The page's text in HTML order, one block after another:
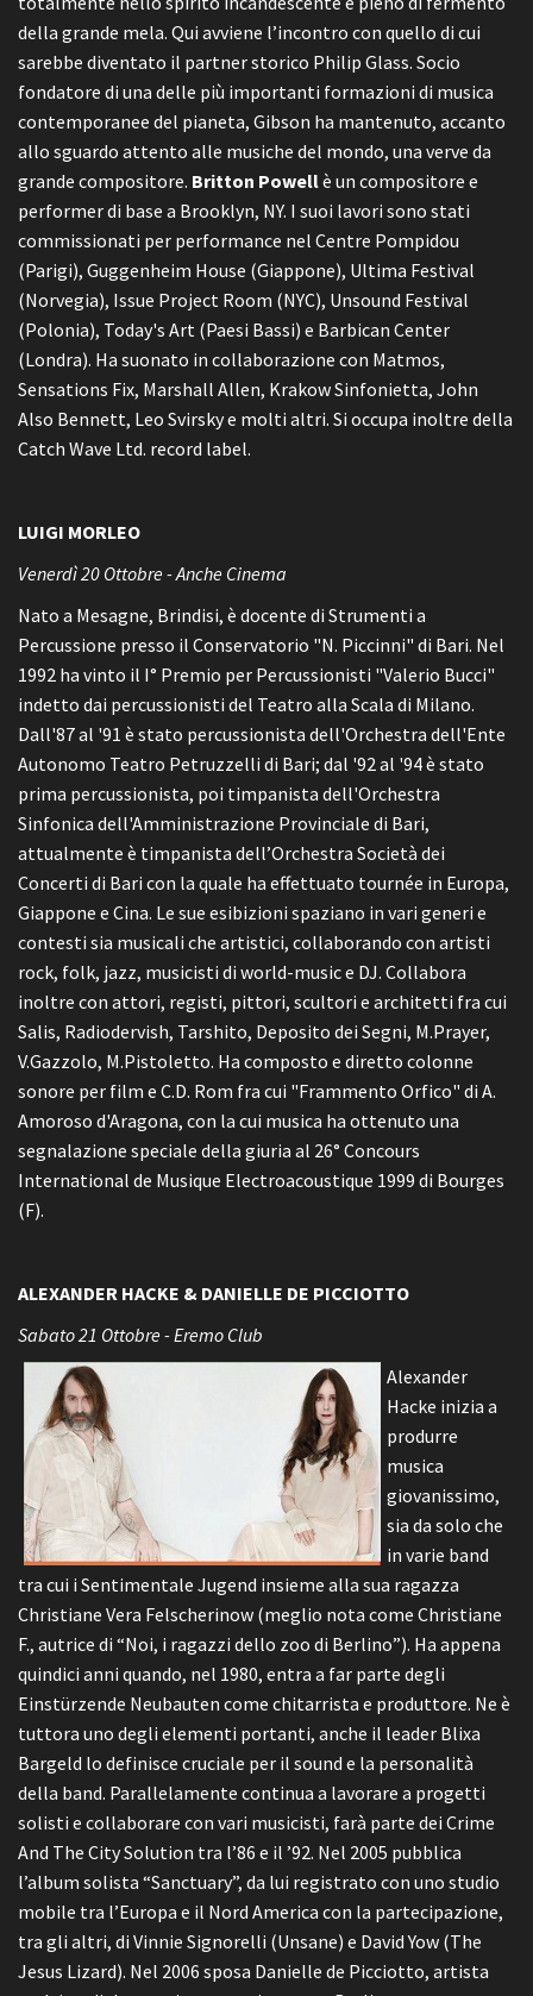
della grande mela. Qui avviene l’incontro con quello di cui
sarebbe diventato il partner storico Philip Glass. Socio
fondatore di una delle più importanti formazioni di musica
contemporanee del pianeta, Gibson ha mantenuto, accanto
allo sguardo attento alle musiche del mondo, una verve da
grande compositore. Britton Powellè un compositore e
performer di base a Brooklyn, NY. I suoi lavori sono stati
commissionati per performance nel Centre Pompidou
(Parigi), Guggenheim House (Giappone), Ultima Festival
(Norvegia), Issue Project Room (NYC), Unsound Festival
(Polonia), Today's Art (Paesi Bassi) e Barbican Center
(Londra). Ha suonato in collaborazione con Matmos,
Sensations Fix, Marshall Allen, Krakow Sinfonietta, John
Also Bennett, Leo Svirsky e molti altri. Si occupa inoltre della
Catch Wave Ltd. record label.
LUIGI MORLEO
Venerdì 20 Ottobre - Anche Cinema
Nato a Mesagne, Brindisi, è docente di Strumenti a
Percussione presso il Conservatorio "N. Piccinni" di Bari. Nel
1992 ha vinto il I° Premio per Percussionisti "Valerio Bucci"
indetto dai percussionisti del Teatro alla Scala di Milano.
Dall'87 al '91 è stato percussionista dell'Orchestra dell'Ente
Autonomo Teatro Petruzzelli di Bari; dal '92 al '94 è stato
prima percussionista, poi timpanista dell'Orchestra
Sinfonica dell'Amministrazione Provinciale di Bari,
attualmente è timpanista dell’Orchestra Società dei
Concerti di Bari con la quale ha effettuato tournée in Europa,
Giappone e Cina. Le sue esibizioni spaziano in vari generi e
contesti sia musicali che artistici, collaborando con artisti
rock, folk, jazz, musicisti di world-music e DJ. Collabora
inoltre con attori, registi, pittori, scultori e architetti fra cui
Salis, Radiodervish, Tarshito, Deposito dei Segni, M.Prayer,
V.Gazzolo, M.Pistoletto. Ha composto e diretto colonne
sonore per film e C.D. Rom fra cui "Frammento Orfico" di A.
Amoroso d'Aragona, con la cui musica ha ottenuto una
segnalazione speciale della giuria al 26° Concours
International de Musique Electroacoustique 1999 di Bourges
(F).
ALEXANDER HACKE & DANIELLE DE PICCIOTTO
Sabato 21 Ottobre - Eremo Club
Alexander
Hacke inizia a
produrre
musica
giovanissimo,
sia da solo che
in varie band
tra cui i Sentimentale Jugend insieme alla sua ragazza
Christiane Vera Felscherinow (meglio nota come Christiane
F., autrice di “Noi, i ragazzi dello zoo di Berlino”). Ha appena
quindici anni quando, nel 1980, entra a far parte degli
Einstürzende Neubauten come chitarrista e produttore. Ne è
tuttora uno degli elementi portanti, anche il leader Blixa
Bargeld lo definisce cruciale per il sound e la personalità
della band. Parallelamente continua a lavorare a progetti
solisti e collaborare con vari musicisti, farà parte dei Crime
And The City Solution tra l’86 e il ’92. Nel 2005 pubblica
l’album solista “Sanctuary”, da lui registrato con uno studio
mobile tra l’Europa e il Nord America con la partecipazione,
tra gli altri, di Vinnie Signorelli (Unsane) e David Yow (The
Jesus Lizard). Nel 2006 sposa Danielle de Picciotto, artista